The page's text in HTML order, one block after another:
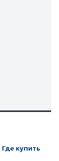
Где купить